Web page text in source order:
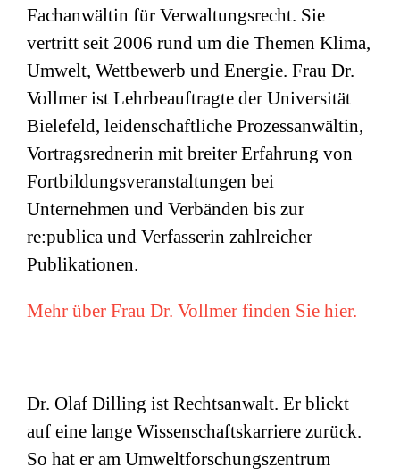
Fachanwältin für Verwaltungsrecht. Sie
vertritt seit 2006 rund um die Themen Klima,
Umwelt, Wettbewerb und Energie. Frau Dr.
Vollmer ist Lehrbeauftragte der Universität
Bielefeld, leidenschaftliche Prozessanwältin,
Vortragsrednerin mit breiter Erfahrung von
Fortbildungsveranstaltungen bei
Unternehmen und Verbänden bis zur
re:publica und Verfasserin zahlreicher
Publikationen.
Mehr über Frau Dr. Vollmer finden Sie hier.
Dr. Olaf Dilling ist Rechtsanwalt. Er blickt
auf eine lange Wissenschaftskarriere zurück.
So hat er am Umweltforschungszentrum